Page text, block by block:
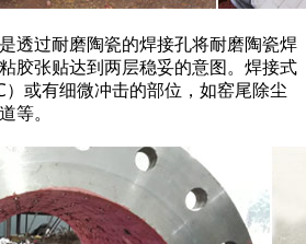
过耐磨陶瓷的焊接孔将耐磨陶瓷焊
胶张贴达到两层稳妥的意图。焊接式
或有细微冲击的部位，如窑尾除尘
等。